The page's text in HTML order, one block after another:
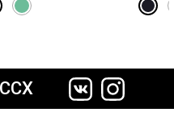
СДЭК